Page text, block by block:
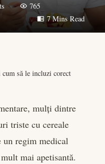
765
7 Mins Read
să le incluzi corect
mulți dintre
triste cu cereale
un regim medical
mai apetisantă.